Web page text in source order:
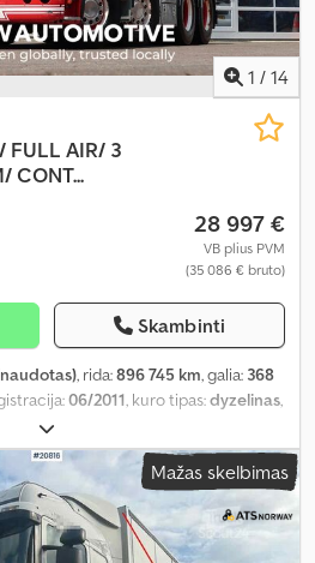
1 / 14
FULL AIR/ 3
CONT...
28 997 €
VB plius PVM
(35 086 € bruto)
Skambinti
, rida:896 745 km, galia: 368
06/2011 , kuro tipas:dyzelinas
dyzelinas
12, emisijos klasė:Euro 6,
diferencialo užraktas,
kruizo kontrolė, oro
jungtis, priešrūkiniai žibintai,
Mažas skelbimas